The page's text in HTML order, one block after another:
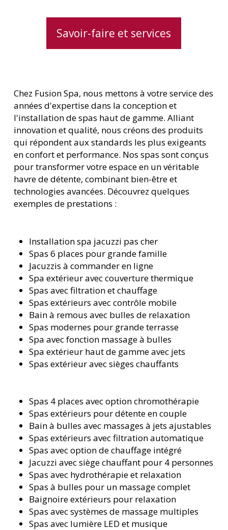
Savoir-faire et services
Chez Fusion Spa, nous mettons à votre service des
années d'expertise dans la conception et
l'installation de spas haut de gamme. Alliant
innovation et qualité, nous créons des produits
qui répondent aux standards les plus exigeants
en confort et performance. Nos spas sont conçus
pour transformer votre espace en un véritable
havre de détente, combinant bien-être et
technologies avancées. Découvrez quelques
exemples de prestations :
Installation spa jacuzzi pas cher
Spas 6 places pour grande famille
Jacuzzis à commander en ligne
Spa extérieur avec couverture thermique
Spas avec filtration et chauffage
Spas extérieurs avec contrôle mobile
Bain à remous avec bulles de relaxation
Spas modernes pour grande terrasse
Spa avec fonction massage à bulles
Spa extérieur haut de gamme avec jets
Spas extérieur avec sièges chauffants
Spas 4 places avec option chromothérapie
Spas extérieurs pour détente en couple
Bain à bulles avec massages à jets ajustables
Spas extérieurs avec filtration automatique
Spas avec option de chauffage intégré
Jacuzzi avec siège chauffant pour 4 personnes
Spas avec hydrothérapie et relaxation
Spas à bulles pour un massage complet
Baignoire extérieurs pour relaxation
Spas avec systèmes de massage multiples
Spas avec lumière LED et musique